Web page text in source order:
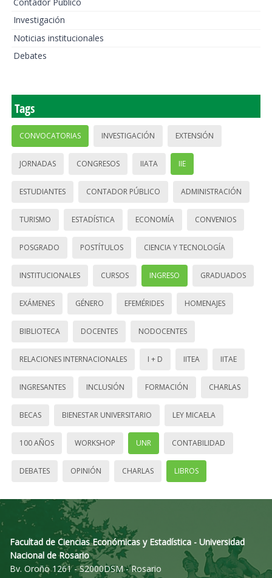
Investigación
Noticias institucionales
Debates
Tags
CONVOCATORIAS INVESTIGACIÓN EXTENSIÓN
JORNADAS CONGRESOS IIATA IIE
ESTUDIANTES CONTADOR PÚBLICO ADMINISTRACIÓN
TURISMO ESTADÍSTICA ECONOMÍA CONVENIOS
POSGRADO POSTÍTULOS CIENCIA Y TECNOLOGÍA
INSTITUCIONALES CURSOS INGRESO GRADUADOS
EXÁMENES GÉNERO EFEMÉRIDES HOMENAJES
BIBLIOTECA DOCENTES NODOCENTES
RELACIONES INTERNACIONALES I + D IITEA IITAE
INGRESANTES INCLUSIÓN FORMACIÓN CHARLAS
BECAS BIENESTAR UNIVERSITARIO LEY MICAELA
100 AÑOS WORKSHOP UNR CONTABILIDAD
DEBATES OPINIÓN CHARLAS LIBROS
Facultad de Ciencias Económicas y Estadística - Universidad
Nacional de Rosario
Bv. Oroño 1261 - S2000DSM - Rosario